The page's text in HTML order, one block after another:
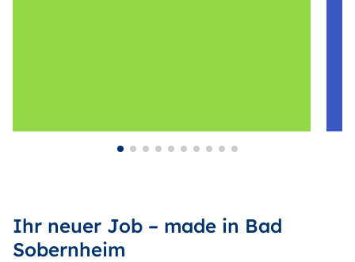
Ihr neuer Job – made in Bad
Sobernheim